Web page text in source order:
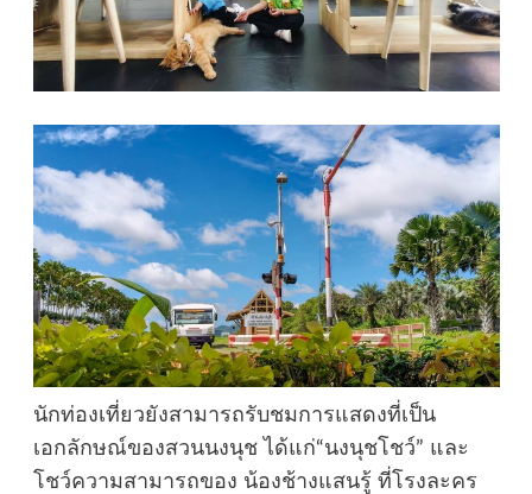
นักท่องเที่ยวยังสามารถรับชมการแสดงที่เป็น
เอกลักษณ์ของสวนนงนุช ได้แก่“นงนุชโชว์” และ
โชว์ความสามารถของ น้องช้างแสนรู้ ที่โรงละคร